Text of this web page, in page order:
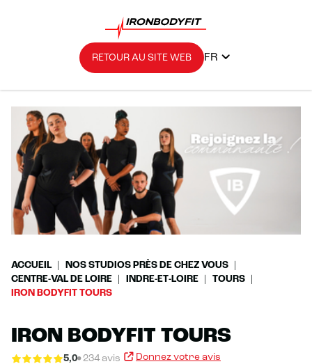
RETOUR AU SITE WEB FR
ACCUEIL
NOS STUDIOS PRÈS DE CHEZ VOUS
CENTRE-VAL DE LOIRE
INDRE-ET-LOIRE
TOURS
IRON BODYFIT TOURS
IRON BODYFIT TOURS
5,0 234 avis
Donnez votre avis